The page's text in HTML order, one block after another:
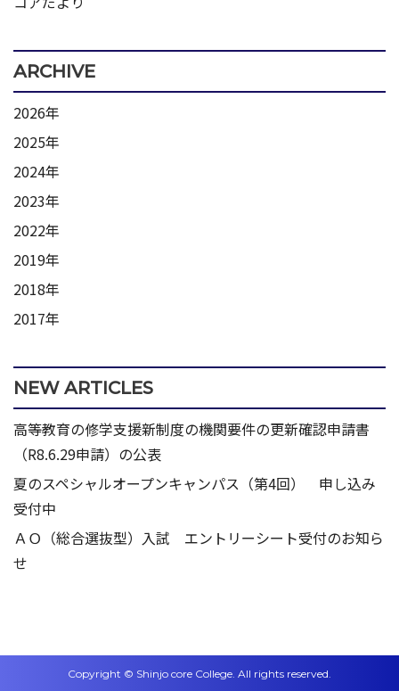
ARCHIVE
2026年
2025年
2024年
2023年
2022年
2019年
2018年
2017年
NEW ARTICLES
高等教育の修学支援新制度の機関要件の更新確認申請書
（R8.6.29申請）の公表
夏のスペシャルオープンキャンパス（第4回） 申し込み
受付中
ＡＯ（総合選抜型）入試 エントリーシート受付のお知ら
せ
Copyright © Shinjo core College. All rights reserved.